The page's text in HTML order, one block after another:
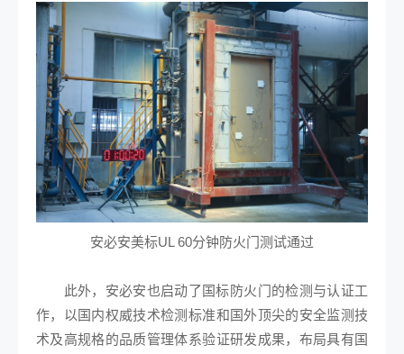
安必安美标UL 60分钟防火门测试通过
此外，安必安也启动了国标防火门的检测与认证工
作，以国内权威技术检测标准和国外顶尖的安全监测技
术及高规格的品质管理体系验证研发成果，布局具有国